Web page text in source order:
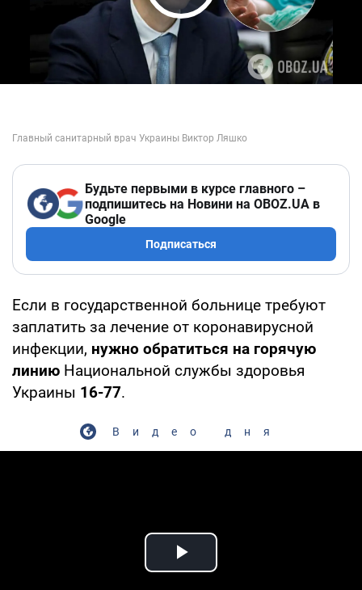
Play Video
Будьте первыми в курсе главного –
подпишитесь на Новини на OBOZ.UA в
Google
Подписаться
Если в государственной больнице требуют
заплатить за лечение от коронавирусной
инфекции, нужно обратиться на горячую
линию Национальной службы здоровья
Украины 16-77.
Видео дня
Play Video